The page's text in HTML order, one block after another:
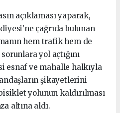
açıklaması yaparak,
çağrıda bulunan
hem trafik hem de
yol açtığını
esnaf ve mahalle halkıyla
şikayetlerini
yolunun kaldırılması
altına aldı.